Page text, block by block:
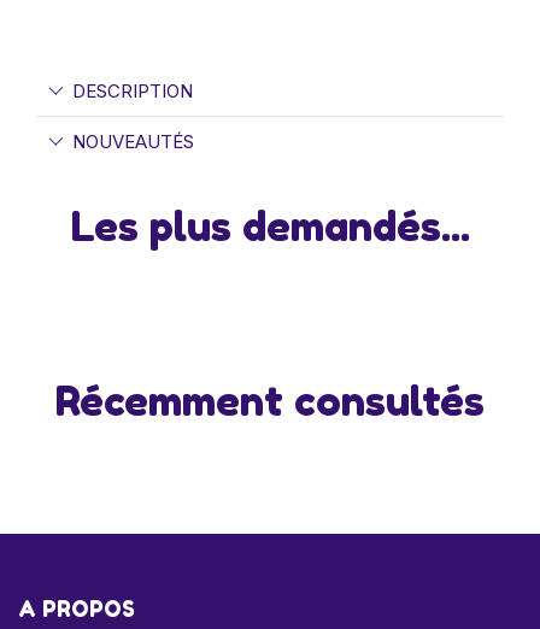
DESCRIPTION
NOUVEAUTÉS
Les plus demandés...
Récemment consultés
A PROPOS